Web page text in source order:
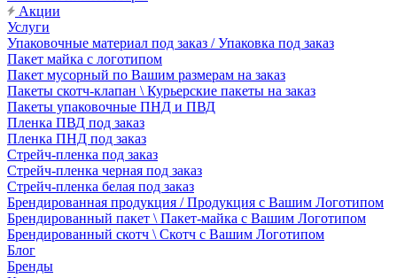
Акции
Услуги
Упаковочные материал под заказ / Упаковка под заказ
Пакет майка с логотипом
Пакет мусорный по Вашим размерам на заказ
Пакеты скотч-клапан \ Курьерские пакеты на заказ
Пакеты упаковочные ПНД и ПВД
Пленка ПВД под заказ
Пленка ПНД под заказ
Стрейч-пленка под заказ
Стрейч-пленка черная под заказ
Стрейч-пленка белая под заказ
Брендированная продукция / Продукция с Вашим Логотипом
Брендированный пакет \ Пакет-майка с Вашим Логотипом
Брендированный скотч \ Скотч с Вашим Логотипом
Блог
Бренды